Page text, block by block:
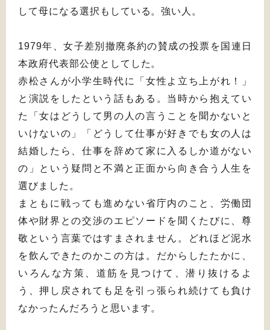
して母になる選択もしている。強い人。
1979年、女子差別撤廃条約の賛成の投票を国連日
本政府代表部公使としてした。
赤松さんが小学生時代に「女性よ立ち上がれ！」
と演説をしたという話もある。当時から抱えてい
た「女はどうして男の人の言うことを聞かないと
いけないの」「どうして仕事が好きでも女の人は
結婚したら、仕事を辞めて家に入るしか道がない
の」という疑問と不満と正面から向き合う人生を
選びました。
まともに戦っても進めない省庁内のこと、労働団
体や財界との交渉のエピソードを聞くたびに、尊
敬という言葉ではすまされません。どれほど泥水
を飲んできたのかこの方は。だからしたたかに、
いろんな方策、道筋を見つけて、潜り抜けるよ
う、押し戻されても足を引っ張られ続けても負け
なかったんだろうと思います。